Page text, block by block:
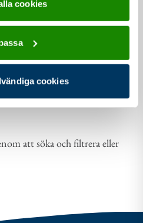
cookies
cookies
att söka och filtrera eller